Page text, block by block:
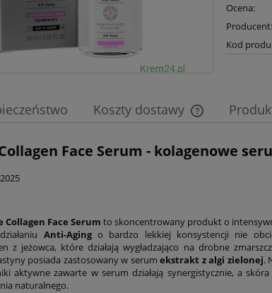
Ocena:
Producent:
Kod
Koszty dostawy
Cena nie
płatności
Face Serum - kolagenowe
Collagen Face Serum to skoncentrowany produkt o
Anti-Agingo bardzo lekkiej konsystencji nie
z jeżowca, które działają wygładzająco na drobne
posiada zastosowany w serumekstrakt z algi zielonej.
aktywne zawarte w serum działają synergistycznie, a
naturalnego.